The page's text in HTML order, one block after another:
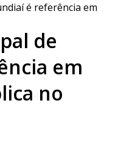
é referência em
de
em
no